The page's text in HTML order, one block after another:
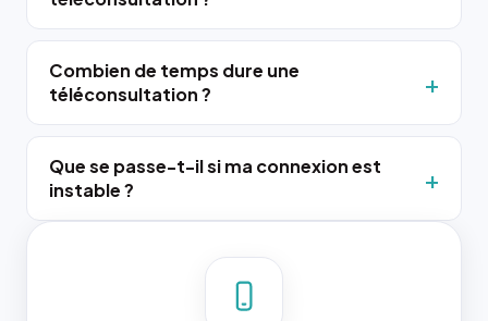
Combien de temps dure une
téléconsultation ?
Que se passe-t-il si ma connexion est
instable ?